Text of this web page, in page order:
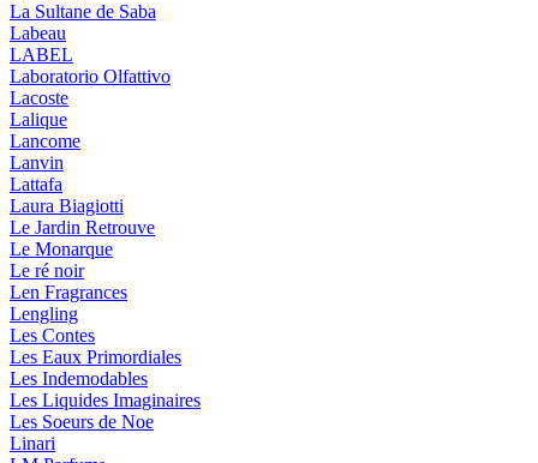
La Sultane de Saba
Labeau
LABEL
Laboratorio Olfattivo
Lacoste
Lalique
Lancome
Lanvin
Lattafa
Laura Biagiotti
Le Jardin Retrouve
Le Monarque
Le ré noir
Len Fragrances
Lengling
Les Contes
Les Eaux Primordiales
Les Indemodables
Les Liquides Imaginaires
Les Soeurs de Noe
Linari